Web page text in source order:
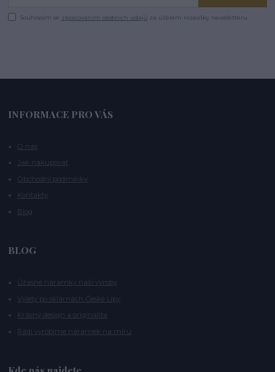
Souhlasím se zpracováním osobních údajů za účelem rozesílky newsletteru.
INFORMACE PRO VÁS
O nás
Jak nakupovat
Obchodní podmínky
Kontakty
Blog
BLOG
Úžasné náramky naší výroby
Výlety po sklárnách České Lípy
Krásný design a originalita
Rádi vyrobíme náramek na míru